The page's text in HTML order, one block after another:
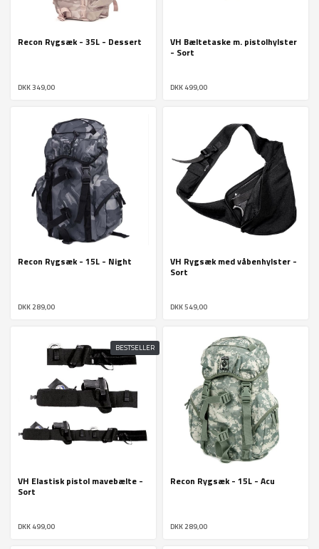
Recon Rygsæk - 35L - Dessert
DKK 349,00
VH Bæltetaske m. pistolhylster
- Sort
DKK 499,00
Recon Rygsæk - 15L - Night
DKK 289,00
VH Rygsæk med våbenhylster -
Sort
DKK 549,00
VH Elastisk pistol mavebælte -
Sort
DKK 499,00
BESTSELLER
Recon Rygsæk - 15L - Acu
DKK 289,00